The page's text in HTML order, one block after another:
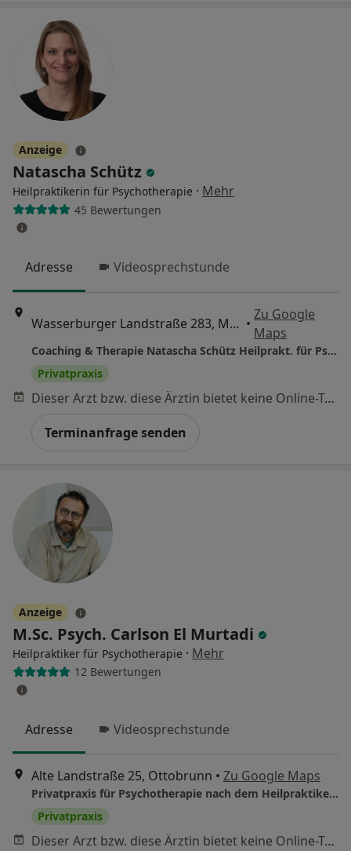
Anzeige
Natascha Schütz
Heilpraktikerin für Psychotherapie · Mehr
45 Bewertungen
Adresse Videosprechstunde
Wasserburger Landstraße 283, München •
Zu Google
Maps
Coaching & Therapie Natascha Schütz Heilprakt. für Psychotherapie
Privatpraxis
Dieser Arzt bzw. diese Ärztin bietet keine Online-Terminbuchung an diesem Standort an.
Terminanfrage senden
Anzeige
M.Sc. Psych. Carlson El Murtadi
Heilpraktiker für Psychotherapie · Mehr
12 Bewertungen
Adresse Videosprechstunde
Alte Landstraße 25, Ottobrunn • Zu Google Maps
Privatpraxis für Psychotherapie nach dem Heilpraktikergesetz Carlson El Murtadi, M.Sc. – Heilpraktiker, beschränkt auf Psychotherapie
Privatpraxis
Dieser Arzt bzw. diese Ärztin bietet keine Online-Terminbuchung an diesem Standort an.